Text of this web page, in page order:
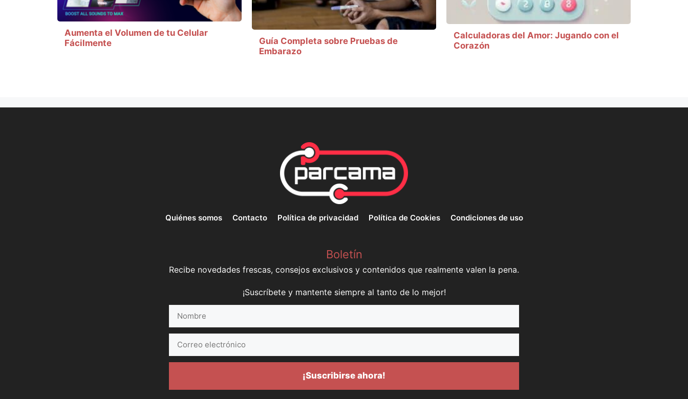
Aumenta el Volumen de tu Celular
Fácilmente
Guía Completa sobre Pruebas de
Embarazo
Calculadoras del Amor: Jugando con el
Corazón
Quiénes somos Contacto Política de privacidad Política de Cookies Condiciones de uso
Boletín
Recibe novedades frescas, consejos exclusivos y contenidos que realmente valen la pena.
¡Suscríbete y mantente siempre al tanto de lo mejor!
electrónico
¡Suscribirse ahora!